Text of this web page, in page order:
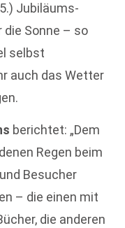
Jubiläums-
die Sonne – so
selbst
auch das Wetter
berichtet: „Dem
Regen beim
Besucher
– die einen mit
die anderen